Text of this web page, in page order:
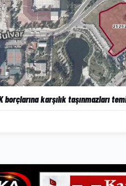
borçlarına karşılık taşınmazları